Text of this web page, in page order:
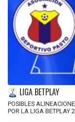
LIGA BETPLAY
POSIBLES
POR LA LIGA BETPLAY